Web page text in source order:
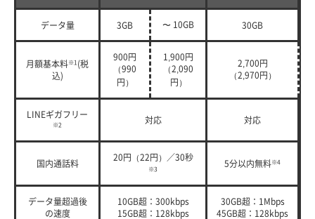
データ量 3GB 〜 10GB 30GB
月額基本料※1 (税
込)
900円
（990
円）
1,900円
（2,090
円）
2,700円
（2,970円）
LINEギガフリー
※2 対応 対応
国内通話料
20円（22円）／30秒
※3 5分以内無料※4
データ量超過後
の速度
10GB超：300kbps
15GB超：128kbps
30GB超：1Mbps
45GB超：128kbps